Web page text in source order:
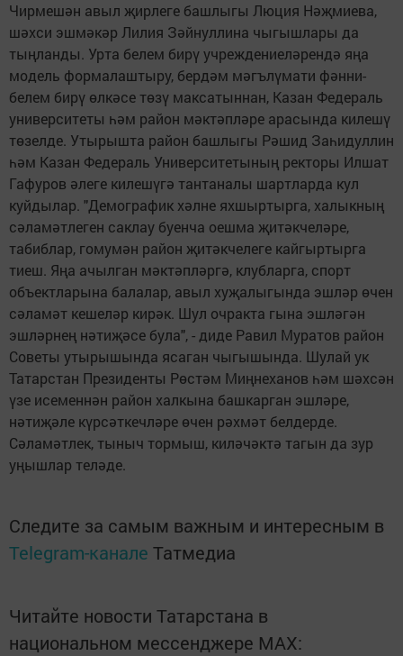
Чирмешән авыл җирлеге башлыгы Люция Нәҗмиева,
шәхси эшмәкәр Лилия Зәйнуллина чыгышлары да
тыңланды. Урта белем бирү учреждениеләрендә яңа
модель формалаштыру, бердәм мәгълүмати фәнни-
белем бирү өлкәсе төзү максатыннан, Казан Федераль
университеты һәм район мәктәпләре арасында килешү
төзелде. Утырышта район башлыгы Рәшид Заһидуллин
һәм Казан Федераль Университетының ректоры Илшат
Гафуров әлеге килешүгә тантаналы шартларда кул
куйдылар. "Демографик хәлне яхшыртырга, халыкның
сәламәтлеген саклау буенча оешма җитәкчеләре,
табиблар, гомумән район җитәкчелеге кайгыртырга
тиеш. Яңа ачылган мәктәпләргә, клубларга, спорт
объектларына балалар, авыл хуҗалыгында эшләр өчен
сәламәт кешеләр кирәк. Шул очракта гына эшләгән
эшләрнең нәтиҗәсе була", - диде Равил Муратов район
Советы утырышында ясаган чыгышында. Шулай ук
Татарстан Президенты Рөстәм Миңнеханов һәм шәхсән
үзе исеменнән район халкына башкарган эшләре,
нәтиҗәле күрсәткечләре өчен рәхмәт белдерде.
Сәламәтлек, тыныч тормыш, киләчәктә тагын да зур
уңышлар теләде.
Следите за самым важным и интересным в
Telegram-канале Татмедиа
Читайте новости Татарстана в
национальном мессенджере MАХ: